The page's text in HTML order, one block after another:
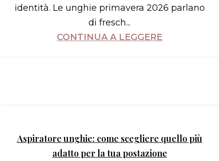
identità. Le unghie primavera 2026 parlano
di fresch...
CONTINUA A LEGGERE
Aspiratore unghie: come scegliere quello più
adatto per la tua postazione